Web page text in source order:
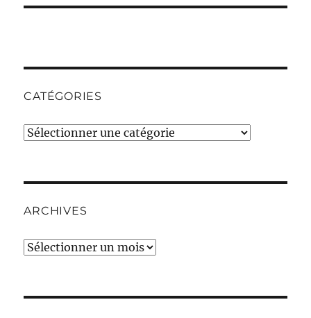
CATÉGORIES
Catégories
ARCHIVES
Archives